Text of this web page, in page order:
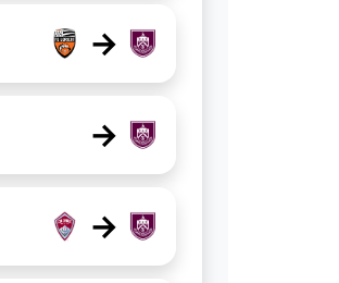
→
→
→